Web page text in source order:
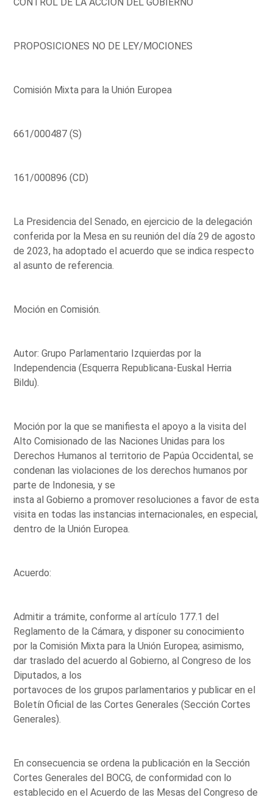
PROPOSICIONES NO DE LEY/MOCIONES
Comisión Mixta para la Unión Europea
661/000487 (S)
161/000896 (CD)
La Presidencia del Senado, en ejercicio de la delegación
conferida por la Mesa en su reunión del día 29 de agosto
de 2023, ha adoptado el acuerdo que se indica respecto
al asunto de referencia.
Moción en Comisión.
Autor: Grupo Parlamentario Izquierdas por la
Independencia (Esquerra Republicana-Euskal Herria
Bildu).
Moción por la que se manifiesta el apoyo a la visita del
Alto Comisionado de las Naciones Unidas para los
Derechos Humanos al territorio de Papúa Occidental, se
condenan las violaciones de los derechos humanos por
parte de Indonesia, y se
insta al Gobierno a promover resoluciones a favor de esta
visita en todas las instancias internacionales, en especial,
dentro de la Unión Europea.
Acuerdo:
Admitir a trámite, conforme al artículo 177.1 del
Reglamento de la Cámara, y disponer su conocimiento
por la Comisión Mixta para la Unión Europea; asimismo,
dar traslado del acuerdo al Gobierno, al Congreso de los
Diputados, a los
portavoces de los grupos parlamentarios y publicar en el
Boletín Oficial de las Cortes Generales (Sección Cortes
Generales).
En consecuencia se ordena la publicación en la Sección
Cortes Generales del BOCG, de conformidad con lo
establecido en el Acuerdo de las Mesas del Congreso de